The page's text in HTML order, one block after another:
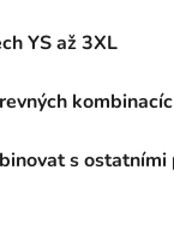
YS až 3XL
s